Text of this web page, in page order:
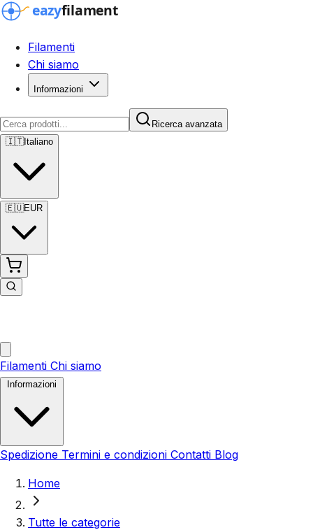
Filamenti
Chi siamo
Informazioni
Ricerca avanzata
🇮🇹Italiano
🇪🇺EUR
Filamenti Chi siamo
Spedizione Termini e condizioni Contatti Blog
Home
Tutte le categorie